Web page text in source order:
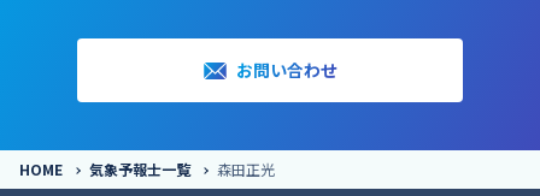
お問い合わせ
HOME 気象予報士一覧 森田正光